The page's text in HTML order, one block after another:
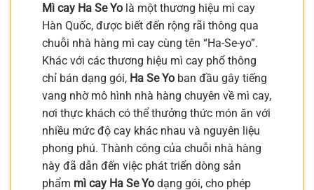
Mì cay Ha Se Yo là một thương hiệu mì cay
Hàn Quốc, được biết đến rộng rãi thông qua
chuỗi nhà hàng mì cay cùng tên “Ha-Se-yo”.
Khác với các thương hiệu mì cay phổ thông
chỉ bán dạng gói, Ha Se Yo ban đầu gây tiếng
vang nhờ mô hình nhà hàng chuyên về mì cay,
nơi thực khách có thể thưởng thức món ăn với
nhiều mức độ cay khác nhau và nguyên liệu
phong phú. Thành công của chuỗi nhà hàng
này đã dẫn đến việc phát triển dòng sản
phẩm mì cay Ha Se Yo dạng gói, cho phép